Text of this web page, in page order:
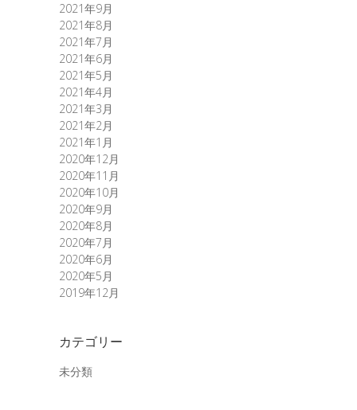
2021年9月
2021年8月
2021年7月
2021年6月
2021年5月
2021年4月
2021年3月
2021年2月
2021年1月
2020年12月
2020年11月
2020年10月
2020年9月
2020年8月
2020年7月
2020年6月
2020年5月
2019年12月
カテゴリー
未分類